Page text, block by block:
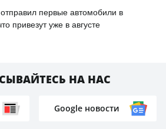
первые автомобили в
привезут уже в августе
НА НАС
Google новости